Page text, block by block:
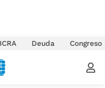
Deuda Congreso